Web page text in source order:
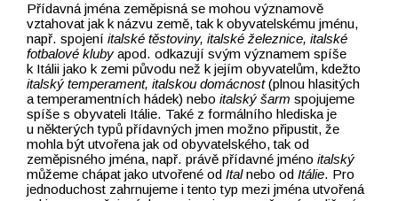
Přídavná jména zeměpisná se mohou významově
vztahovat jak k názvu země, tak k obyvatelskému jménu,
např. spojeníitalské těstoviny, italské železnice, italské
fotbalové klubyapod. odkazují svým významem spíše
k Itálii jako k zemi původu než k jejím obyvatelům, kdežto
italský temperament, italskou domácnost(plnou hlasitých
a temperamentních hádek) neboitalský šarm spojujeme
spíše s obyvateli Itálie. Také z formálního hlediska je
u některých typů přídavných jmen možno připustit, že
mohla být utvořena jak od obyvatelského, tak od
zeměpisného jména, např. právě přídavné jménoitalský
můžeme chápat jako utvořené odItalnebo odItálie. Pro
jednoduchost zahrnujeme i tento typ mezi jména utvořená